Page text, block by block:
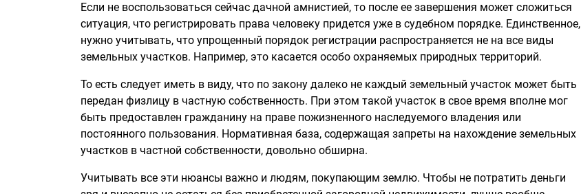
Если не воспользоваться сейчас дачной амнистией, то после ее завершения может сложиться
ситуация, что регистрировать права человеку придется уже в судебном порядке. Единственное,
нужно учитывать, что упрощенный порядок регистрации распространяется не на все виды
земельных участков. Например, это касается особо охраняемых природных территорий.
То есть следует иметь в виду, что по закону далеко не каждый земельный участок может быть
передан физлицу в частную собственность. При этом такой участок в свое время вполне мог
быть предоставлен гражданину на праве пожизненного наследуемого владения или
постоянного пользования. Нормативная база, содержащая запреты на нахождение земельных
участков в частной собственности, довольно обширна.
Учитывать все эти нюансы важно и людям, покупающим землю. Чтобы не потратить деньги